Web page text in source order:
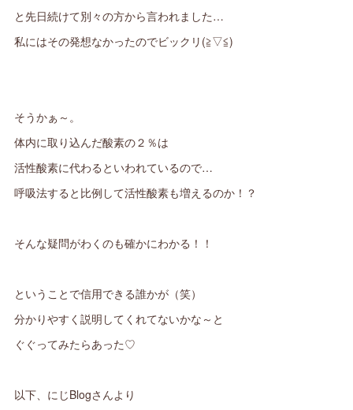
と先日続けて別々の方から言われました…
私にはその発想なかったのでビックリ(≧▽≦)
そうかぁ～。
体内に取り込んだ酸素の２％は
活性酸素に代わるといわれているので…
呼吸法すると比例して活性酸素も増えるのか！？
そんな疑問がわくのも確かにわかる！！
ということで信用できる誰かが（笑）
分かりやすく説明してくれてないかな～と
ぐぐってみたらあった♡
以下、にじBlogさんより